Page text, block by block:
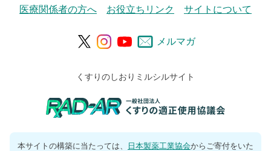
医療関係者の方へ お役立ちリンク サイトについて
メルマガ
くすりのしおりミルシルサイト
本サイトの構築に当たっては、 日本製薬工業協会からご寄付をいた